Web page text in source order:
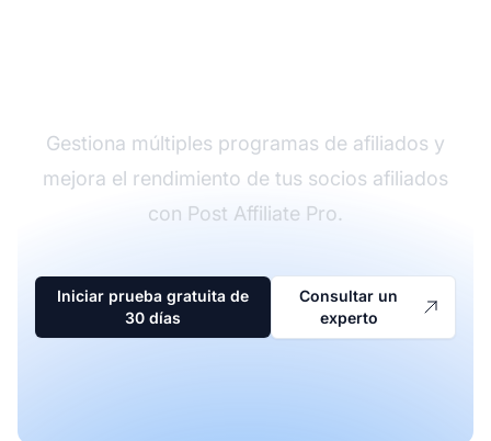
Gestiona múltiples programas de afiliados y
mejora el rendimiento de tus socios afiliados
con Post Affiliate Pro.
Iniciar prueba gratuita de
30 días
Consultar un
experto